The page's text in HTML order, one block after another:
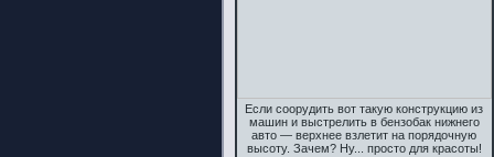
Если соорудить вот такую конструкцию из
машин и выстрелить в бензобак нижнего
авто — верхнее взлетит на порядочную
высоту. Зачем? Ну... просто для красоты!